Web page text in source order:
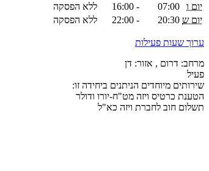
יום ו
07:00
-
16:00
ללא הפסקה
יום ש 20:30
-
22:00 ללא הפסקה
ערוך שעות פעילות
מרחב: דרום , אזור: דן
פעיל
שירותים מיוחדים הניתנים ביחידה זו:
הטענת כרטיס ויזה מט"ח-יורו ודולר
תשלום חוב לחברת ויזה כא"ל